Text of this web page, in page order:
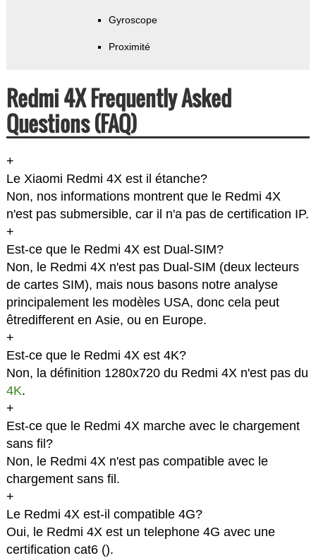
Gyroscope
Proximité
Redmi 4X Frequently Asked
Questions (FAQ)
+
Le Xiaomi Redmi 4X est il étanche?
Non, nos informations montrent que le Redmi 4X
n'est pas submersible, car il n'a pas de certification IP.
+
Est-ce que le Redmi 4X est Dual-SIM?
Non, le Redmi 4X n'est pas Dual-SIM (deux lecteurs
de cartes SIM), mais nous basons notre analyse
principalement les modèles USA, donc cela peut
êtredifferent en Asie, ou en Europe.
+
Est-ce que le Redmi 4X est 4K?
Non, la définition 1280x720 du Redmi 4X n'est pas du
4K.
+
Est-ce que le Redmi 4X marche avec le chargement
sans fil?
Non, le Redmi 4X n'est pas compatible avec le
chargement sans fil.
+
Le Redmi 4X est-il compatible 4G?
Oui, le Redmi 4X est un telephone 4G avec une
certification cat6 ().